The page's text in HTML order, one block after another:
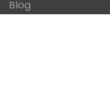
Blog